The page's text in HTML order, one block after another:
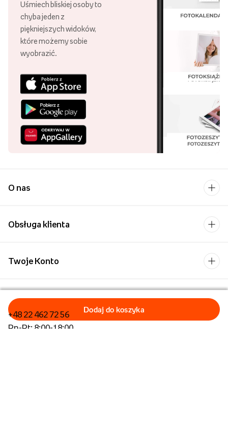
Uśmiech bliskiej osoby to
chyba jeden z
piękniejszych widoków,
które możemy sobie
wyobrazić.
O nas
Obsługa klienta
Kontakt
+48 22 462 72 56
Pn-Pt: 8:00-18:00
Twoje Konto